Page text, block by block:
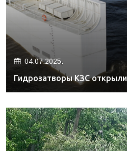
04.07.2025.
Гидрозатворы КЗС открыли